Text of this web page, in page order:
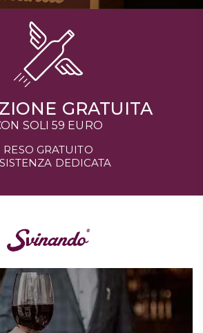
GRATUITA
SOLI 59 EURO
RESO GRATUITO
DEDICATA